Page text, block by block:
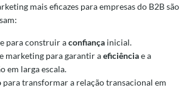
mais eficazes para empresas do B2B são
para construir aconfiança inicial.
marketing para garantir aeficiênciae a
em larga escala.
para transformar a relação transacional em